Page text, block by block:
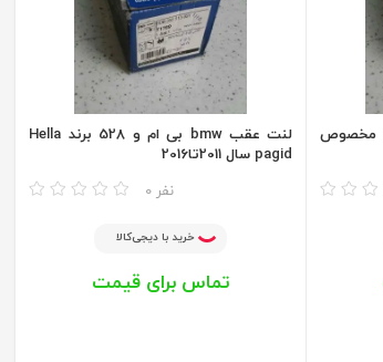
لنت عقب bmw Hella pagid مخصوص
لنت عقب bmw بی ام و 528 برند Hella
pagid سال 2011تا2016
0 نفر
خرید با دیجی‌کالا
تماس برای قیمت